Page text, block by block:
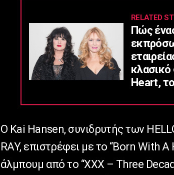
RELATED
Πώς
κλασικό
Heart,
Ο Kai Hansen, συνιδρυτής των
RAY, επιστρέφει με το “Born With
άλμπουμ από το “XXX – Three